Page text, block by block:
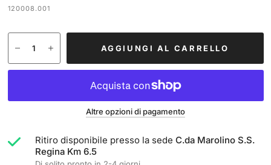
120008.001
AGGIUNGI AL CARRELLO
Altre opzioni di pagamento
Ritiro disponibile presso la sede C.da Marolino S.S.
Regina Km 6.5